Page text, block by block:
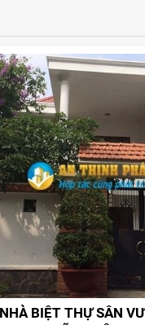
BIỆT THỰ SÂN